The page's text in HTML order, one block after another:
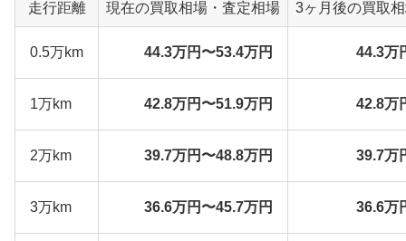
走行距離 現在の買取相場・査定相場 3ヶ月後の買取
0.5万km 44.3万円〜53.4万円 44.3万
1万km 42.8万円〜51.9万円 42.8万
2万km 39.7万円〜48.8万円 39.7万
3万km 36.6万円〜45.7万円 36.6万